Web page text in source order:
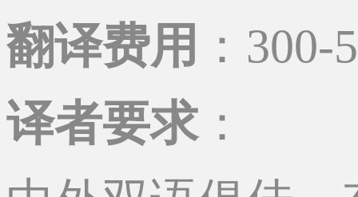
翻译费用 ：
译者要求：